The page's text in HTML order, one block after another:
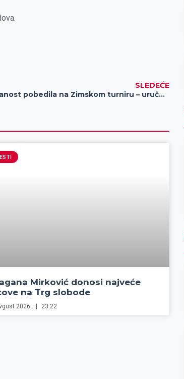
SLEDEĆE
Humanost pobedila na Zimskom turniru – uručena donacija predstavnicima Fudbalskog kluba “Potisje” Knićanin
Mirković donosi najveće
na Trg slobode
2026. 23:22